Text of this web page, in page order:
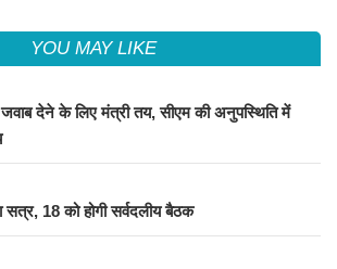
YOU MAY LIKE
जवाब देने के लिए मंत्री तय, सीएम की अनुपस्थिति में
18 को होगी सर्वदलीय बैठक